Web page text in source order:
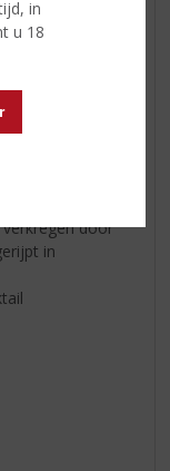
in
u 18
en de pure
💛
van toffee
door
in